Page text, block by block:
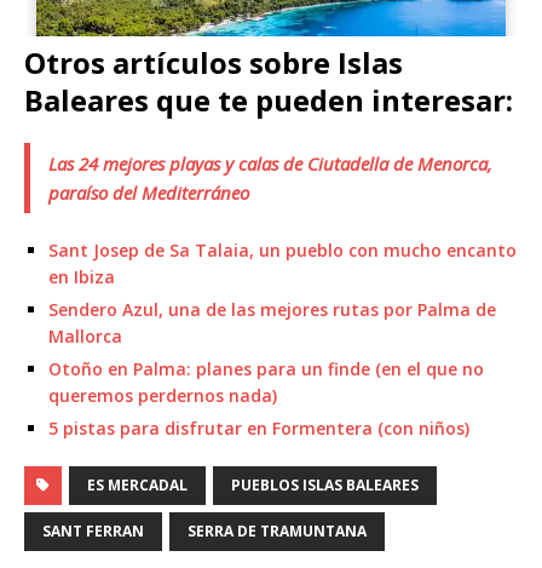
Otros artículos sobre Islas
Baleares que te pueden interesar:
Las 24 mejores playas y calas de Ciutadella de Menorca,
paraíso del Mediterráneo
Sant Josep de Sa Talaia, un pueblo con mucho encanto
en Ibiza
Sendero Azul, una de las mejores rutas por Palma de
Mallorca
Otoño en Palma: planes para un finde (en el que no
queremos perdernos nada)
5 pistas para disfrutar en Formentera (con niños)
ES MERCADAL PUEBLOS ISLAS BALEARES
SANT FERRAN SERRA DE TRAMUNTANA